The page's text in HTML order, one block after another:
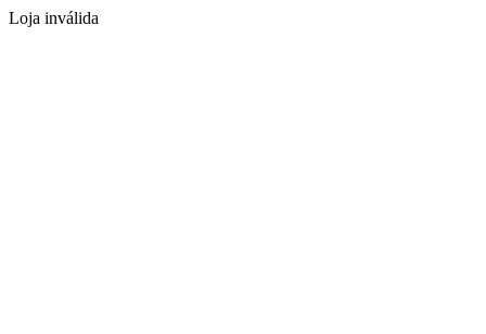
Loja inválida